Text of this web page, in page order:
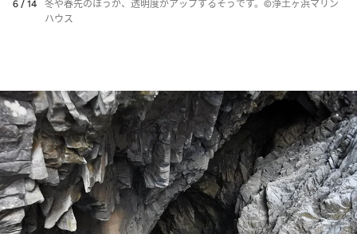
6 / 14
冬や春先のほうが、透明度がアップするそうです。©浄土ヶ浜マリン
ハウス